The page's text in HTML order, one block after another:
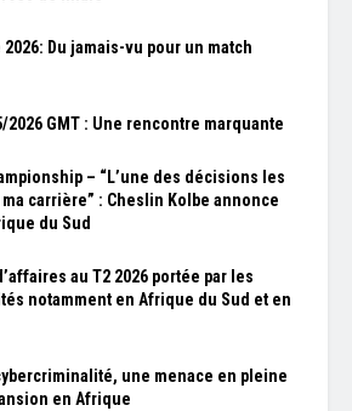
Du jamais-vu pour un match
2026 GMT : Une rencontre marquante
– “L’une des décisions les
carrière” : Cheslin Kolbe annonce
du Sud
au T2 2026 portée par les
notamment en Afrique du Sud et en
une menace en pleine
en Afrique